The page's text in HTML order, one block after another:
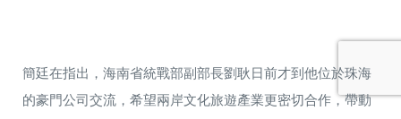
簡廷在指出，海南省統戰部副部長劉耿日前才到他位於珠海
的豪門公司交流，希望兩岸文化旅遊產業更密切合作，帶動